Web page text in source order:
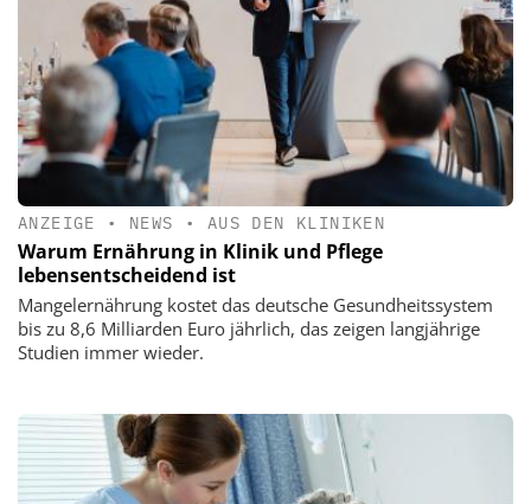
ANZEIGE • NEWS • AUS DEN KLINIKEN
Warum Ernährung in Klinik und Pflege
lebensentscheidend ist
Mangelernährung kostet das deutsche Gesundheitssystem
bis zu 8,6 Milliarden Euro jährlich, das zeigen langjährige
Studien immer wieder.